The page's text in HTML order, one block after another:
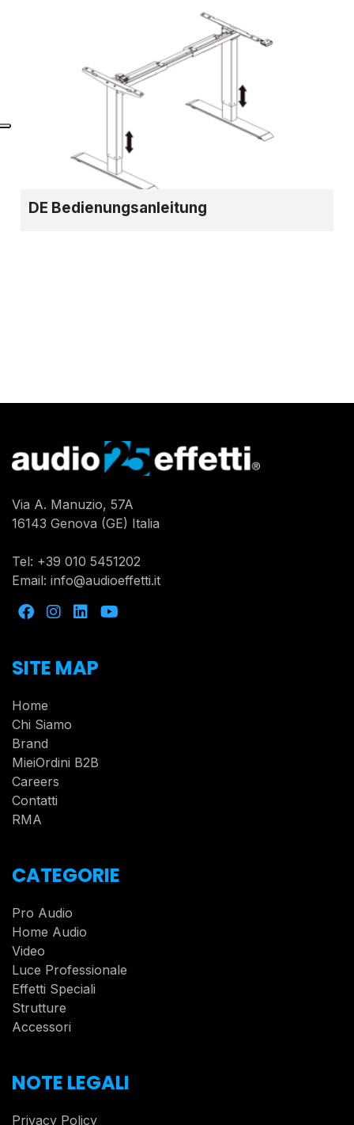
DE Bedienungsanleitung
Via A. Manuzio, 57A
16143 Genova (GE) Italia
Tel: +39 010 5451202
Email: info@audioeffetti.it
SITE MAP
Home
Chi Siamo
Brand
MieiOrdini B2B
Careers
Contatti
RMA
CATEGORIE
Pro Audio
Home Audio
Video
Luce Professionale
Effetti Speciali
Strutture
Accessori
NOTE LEGALI
Privacy Policy